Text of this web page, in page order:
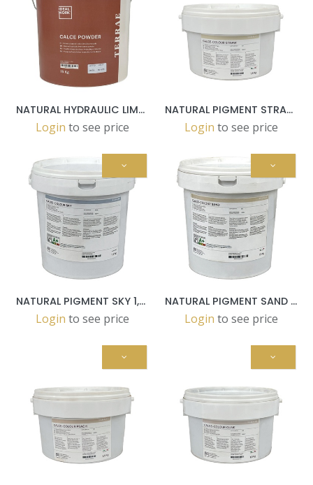
NATURAL HYDRAULIC LIME-BASED POWDER 15 KG BUCKET
Login to see price
NATURAL PIGMENT STRAW 1,5 KG POT
Login to see price
NATURAL PIGMENT SKY 1,5 KG POT
Login to see price
NATURAL PIGMENT SAND 1,5 KG POT
Login to see price